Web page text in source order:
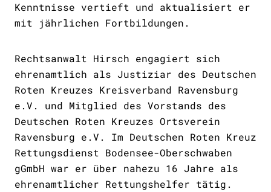
Kenntnisse vertieft und aktualisiert er
mit jährlichen Fortbildungen.
Rechtsanwalt Hirsch engagiert sich
ehrenamtlich als Justiziar des Deutschen
Roten Kreuzes Kreisverband Ravensburg
e.V. und Mitglied des Vorstands des
Deutschen Roten Kreuzes Ortsverein
Ravensburg e.V. Im Deutschen Roten Kreuz
Rettungsdienst Bodensee-Oberschwaben
gGmbH war er über nahezu 16 Jahre als
ehrenamtlicher Rettungshelfer tätig.